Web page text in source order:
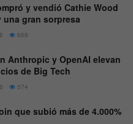
y vendió Cathie Wood
una gran sorpresa
668
Anthropic y OpenAI elevan
de Big Tech
574
que subió más de 4.000%